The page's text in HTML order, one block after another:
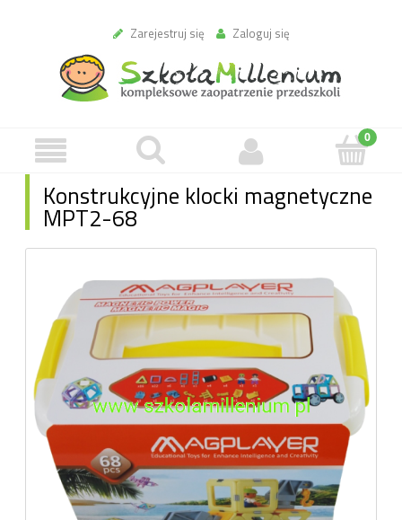
Zarejestruj się Zaloguj się
Konstrukcyjne klocki magnetyczne
MPT2-68